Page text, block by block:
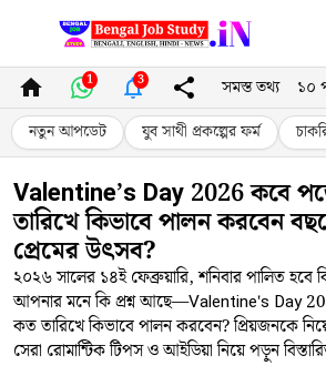
content
1 3 সমস্ত তথ্য ১০
নতুন আপডেট যুব সাথী প্রকল্পের ফর্ম
Valentine’s Day 2026 কবে
তারিখে কিভাবে পালন করবেন
প্রেমের উৎসব?
২০২৬ সালের ১৪ই ফেব্রুয়ারি, শনিবার পালিত হবে
আপনার মনে কি প্রশ্ন আছে—Valentine's Day
কত তারিখে কিভাবে পালন করবেন? প্রিয়জনকে
সেরা রোমান্টিক টিপস ও আইডিয়া নিয়ে পড়ুন